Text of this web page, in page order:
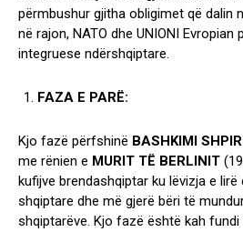
përmbushur gjitha obligimet që dalin
në rajon, NATO dhe UNIONI
integruese ndërshqiptare.
FAZA E PARË:
Kjo fazë përfshinë BASHKIMI
me rënien e MURIT TË BERLINIT
kufijve brendashqiptar ku lëvizja e lirë
shqiptare dhe më gjerë bëri të
shqiptarëve. Kjo fazë është kah fundi